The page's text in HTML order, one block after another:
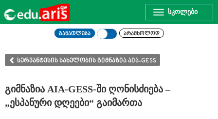
Toggle
navigation
განათლება არამხოლოდ
სერვანტესის სახელობის გიმნაზია აია-GESS
გიმნაზია AIA-GESS-ში ღონისძიება –
„ესპანური დღეები“ გაიმართა